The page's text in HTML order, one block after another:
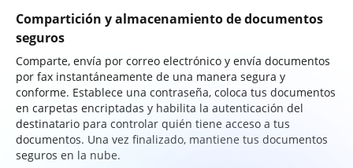
Compartición y almacenamiento de documentos
seguros
Comparte, envía por correo electrónico y envía documentos
por fax instantáneamente de una manera segura y
conforme. Establece una contraseña, coloca tus documentos
en carpetas encriptadas y habilita la autenticación del
destinatario para controlar quién tiene acceso a tus
documentos. Una vez finalizado, mantiene tus documentos
seguros en la nube.